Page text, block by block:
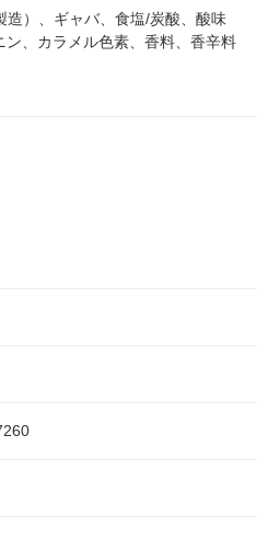
造）、ギャバ、食塩/炭酸、酸味
ン、カラメル色素、香料、香辛料